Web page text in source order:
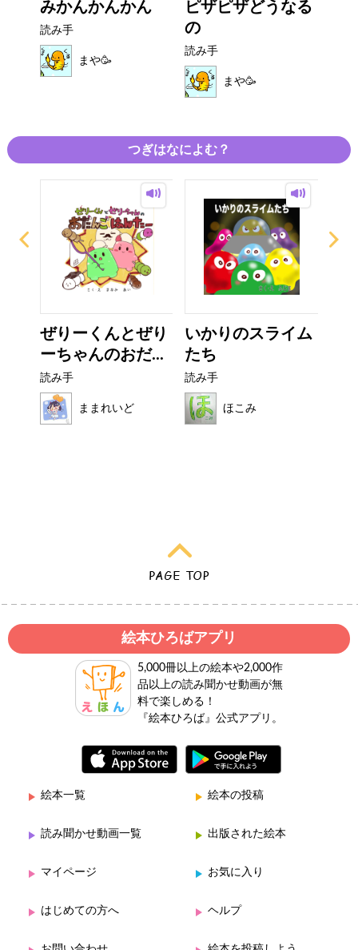
みかんかんかん
読み手
まや🥳
ピザピザどうなる
の
読み手
まや🥳
つぎはなによむ？
ぜりーくんとぜり
ーちゃんのおだ...
読み手
ままれいど
いかりのスライム
たち
読み手
ほこみ
絵本ひろばアプリ
5,000冊以上の絵本や2,000作
品以上の読み聞かせ動画が無
料で楽しめる！
『絵本ひろば』公式アプリ。
絵本一覧 絵本の投稿
読み聞かせ動画一覧 出版された絵本
マイページ お気に入り
はじめての方へ ヘルプ